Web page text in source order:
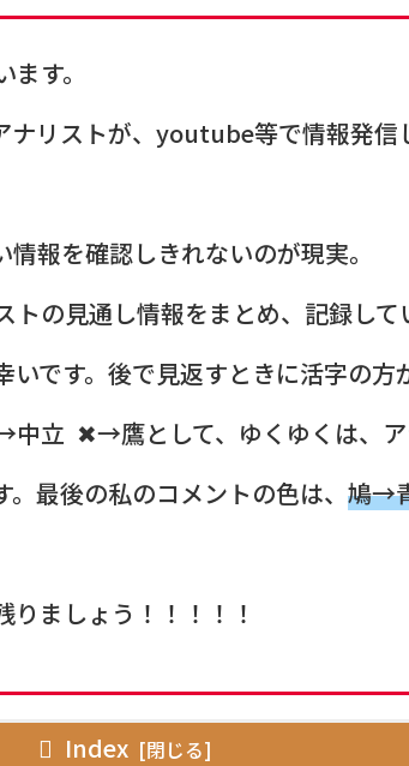
す。
ナリストが、youtube等で情報発信
報を確認しきれないのが現実。
の見通し情報をまとめ、記録して
いです。後で見返すときに活字の方
✖→鷹として、ゆくゆくは、ア
最後の私のコメントの色は、 鳩→
ましょう！！！！！
Index